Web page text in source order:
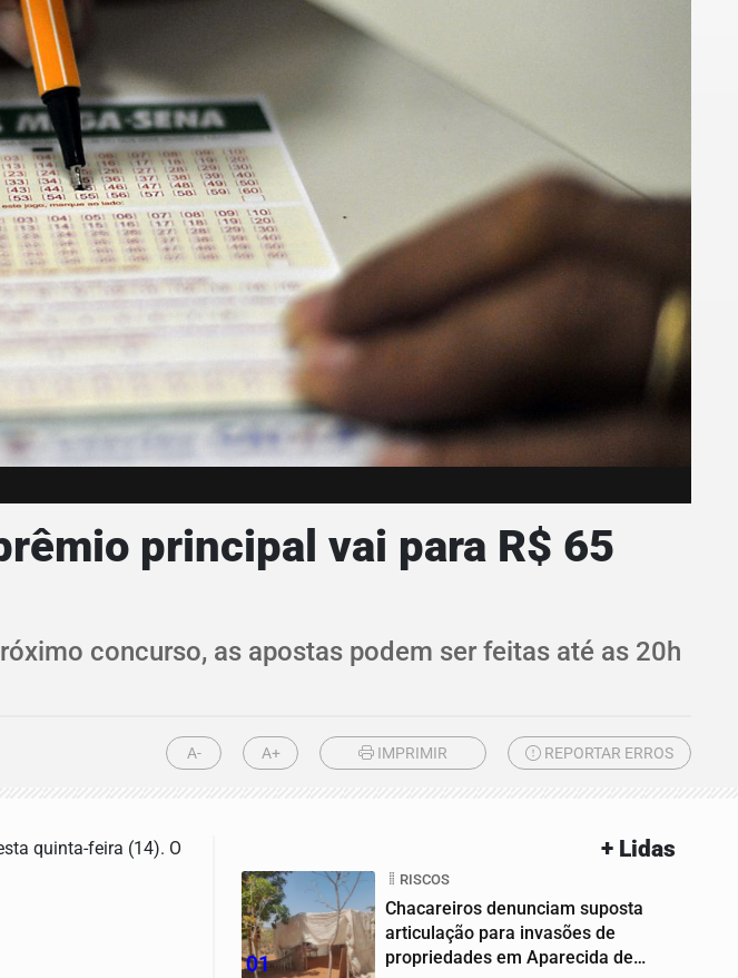
principal vai para R$ 65
concurso, as apostas podem ser feitas até as 20h
A- A+ IMPRIMIR REPORTAR ERROS
quinta-feira (14). O
+ Lidas
01
RISCOS
Chacareiros denunciam suposta
articulação para invasões de
propriedades em Aparecida de